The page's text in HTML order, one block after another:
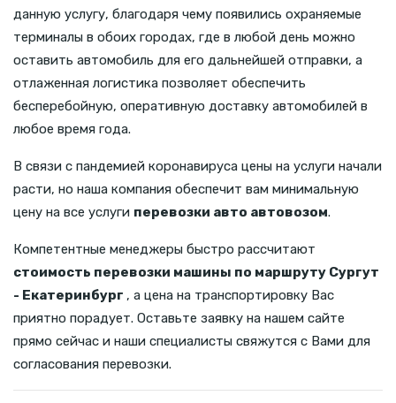
данную услугу, благодаря чему появились охраняемые
терминалы в обоих городах, где в любой день можно
оставить автомобиль для его дальнейшей отправки, а
отлаженная логистика позволяет обеспечить
бесперебойную, оперативную доставку автомобилей в
любое время года.
В связи с пандемией коронавируса цены на услуги начали
расти, но наша компания обеспечит вам минимальную
цену на все услуги перевозки авто автовозом.
Компетентные менеджеры быстро рассчитают
стоимость перевозки машины по маршруту Сургут
- Екатеринбург , а цена на транспортировку Вас
приятно порадует. Оставьте заявку на нашем сайте
прямо сейчас и наши специалисты свяжутся с Вами для
согласования перевозки.